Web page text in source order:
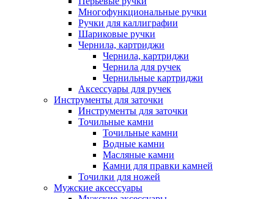
Многофункциональные ручки
Ручки для каллиграфии
Шариковые ручки
Чернила, картриджи
Чернила, картриджи
Чернила для ручек
Чернильные картриджи
Аксессуары для ручек
Инструменты для заточки
Инструменты для заточки
Точильные камни
Точильные камни
Водные камни
Масляные камни
Камни для правки камней
Точилки для ножей
Мужские аксессуары